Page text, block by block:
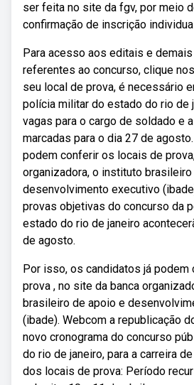
ser feita no site da fgv, por meio
confirmação de inscrição
Para acesso aos editais e
referentes ao concurso, clique
seu local de prova, é necessário
polícia militar do estado do rio de
vagas para o cargo de soldado e
marcadas para o dia 27 de
podem conferir os locais de
organizadora, o instituto
desenvolvimento executivo
provas objetivas do concurso da
estado do rio de janeiro
de agosto.
Por isso, os candidatos já
prova , no site da banca
brasileiro de apoio e
(ibade). Webcom a republicação
novo cronograma do concurso
do rio de janeiro, para a carreira
dos locais de prova: Período